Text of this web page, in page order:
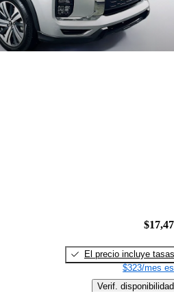
El precio incluye tasas
$323/mes
Verif. disponibilidad